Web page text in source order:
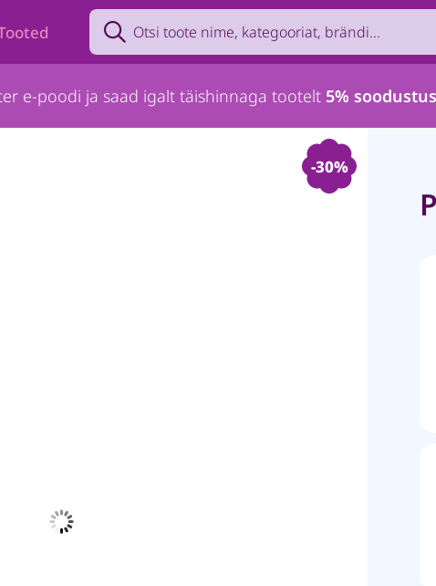
Search product by name, brand, category...
e-poodi ja saad igalt täishinnaga tootelt 5%
-30%